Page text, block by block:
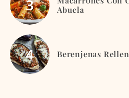
Abuela
Berenjenas